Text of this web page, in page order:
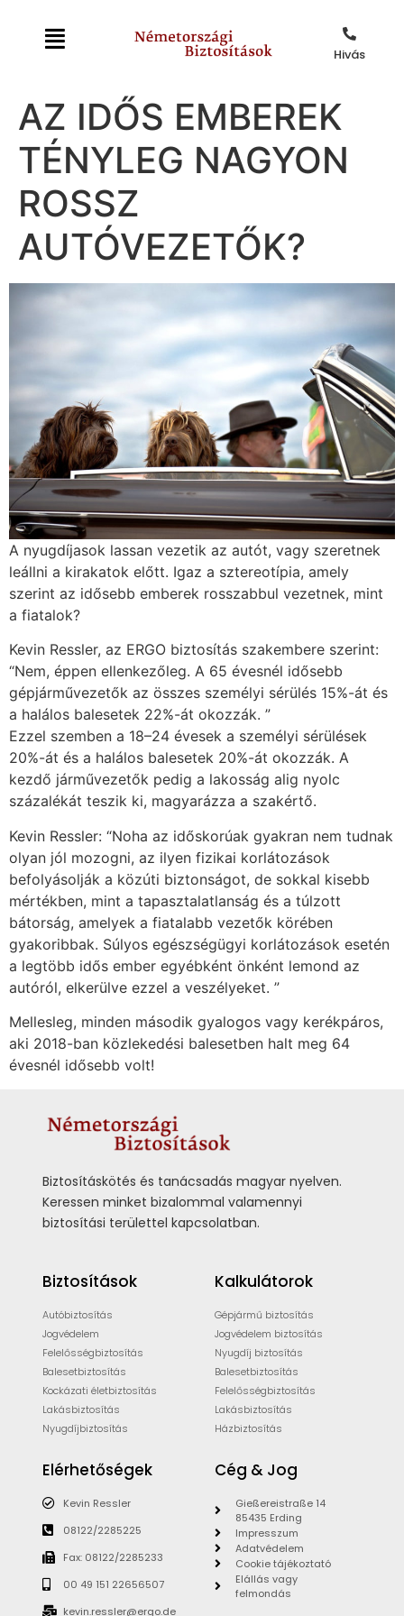
Hivás
AZ IDŐS EMBEREK
TÉNYLEG NAGYON
ROSSZ
AUTÓVEZETŐK?
A nyugdíjasok lassan vezetik az autót, vagy szeretnek
leállni a kirakatok előtt. Igaz a sztereotípia, amely
szerint az idősebb emberek rosszabbul vezetnek, mint
a fiatalok?
Kevin Ressler, az ERGO biztosítás szakembere szerint:
“Nem, éppen ellenkezőleg. A 65 évesnél idősebb
gépjárművezetők az összes személyi sérülés 15%-át és
a halálos balesetek 22%-át okozzák. ”
Ezzel szemben a 18–24 évesek a személyi sérülések
20%-át és a halálos balesetek 20%-át okozzák. A
kezdő járművezetők pedig a lakosság alig nyolc
százalékát teszik ki, magyarázza a szakértő.
Kevin Ressler: “Noha az időskorúak gyakran nem tudnak
olyan jól mozogni, az ilyen fizikai korlátozások
befolyásolják a közúti biztonságot, de sokkal kisebb
mértékben, mint a tapasztalatlanság és a túlzott
bátorság, amelyek a fiatalabb vezetők körében
gyakoribbak. Súlyos egészségügyi korlátozások esetén
a legtöbb idős ember egyébként önként lemond az
autóról, elkerülve ezzel a veszélyeket. ”
Mellesleg, minden második gyalogos vagy kerékpáros,
aki 2018-ban közlekedési balesetben halt meg 64
évesnél idősebb volt!
Biztosításkötés és tanácsadás magyar nyelven.
Keressen minket bizalommal valamennyi
biztosítási területtel kapcsolatban.
Biztosítások
Autóbiztosítás
Jogvédelem
Felelősségbiztosítás
Balesetbiztosítás
Kockázati életbiztosítás
Lakásbiztosítás
Nyugdíjbiztosítás
Kalkulátorok
Gépjármű biztosítás
Jogvédelem biztosítás
Nyugdíj biztosítás
Balesetbiztosítás
Felelősségbiztosítás
Lakásbiztosítás
Házbiztosítás
Elérhetőségek
Kevin Ressler
08122/2285225
Fax: 08122/2285233
00 49 151 22656507
kevin.ressler@ergo.de
Cég & Jog
Gießereistraße 14
85435 Erding
Impresszum
Adatvédelem
Cookie tájékoztató
Elállás vagy
felmondás